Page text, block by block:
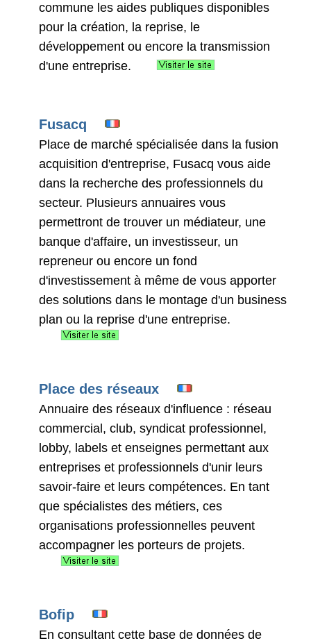
commune les aides publiques disponibles
pour la création, la reprise, le
développement ou encore la transmission
d'une entreprise.
Fusacq
Place de marché spécialisée dans la fusion
acquisition d'entreprise, Fusacq vous aide
dans la recherche des professionnels du
secteur. Plusieurs annuaires vous
permettront de trouver un médiateur, une
banque d'affaire, un investisseur, un
repreneur ou encore un fond
d'investissement à même de vous apporter
des solutions dans le montage d'un business
plan ou la reprise d'une entreprise.
Place des réseaux
Annuaire des réseaux d'influence : réseau
commercial, club, syndicat professionnel,
lobby, labels et enseignes permettant aux
entreprises et professionnels d'unir leurs
savoir-faire et leurs compétences. En tant
que spécialistes des métiers, ces
organisations professionnelles peuvent
accompagner les porteurs de projets.
Bofip
En consultant cette base de données de